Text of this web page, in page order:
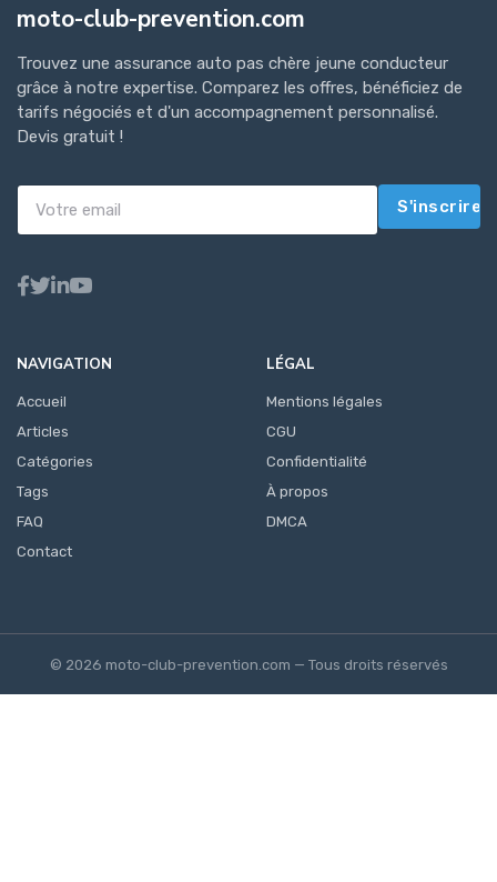
moto-club-prevention.com
Trouvez une assurance auto pas chère jeune conducteur
grâce à notre expertise. Comparez les offres, bénéficiez de
tarifs négociés et d'un accompagnement personnalisé.
Devis gratuit !
S'inscrire
NAVIGATION
Accueil
Articles
Catégories
Tags
FAQ
Contact
LÉGAL
Mentions légales
CGU
Confidentialité
À propos
DMCA
© 2026 moto-club-prevention.com — Tous droits réservés